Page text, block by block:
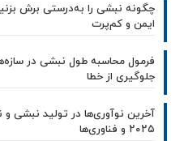
چگونه نبشی را به‌درستی برش
ایمن و کم‌پرت
فرمول محاسبه طول نبشی در
جلوگیری از خطا
آخرین نوآوری‌ها در تولید نبشی و
۲۰۲۵ و فناوری‌ها